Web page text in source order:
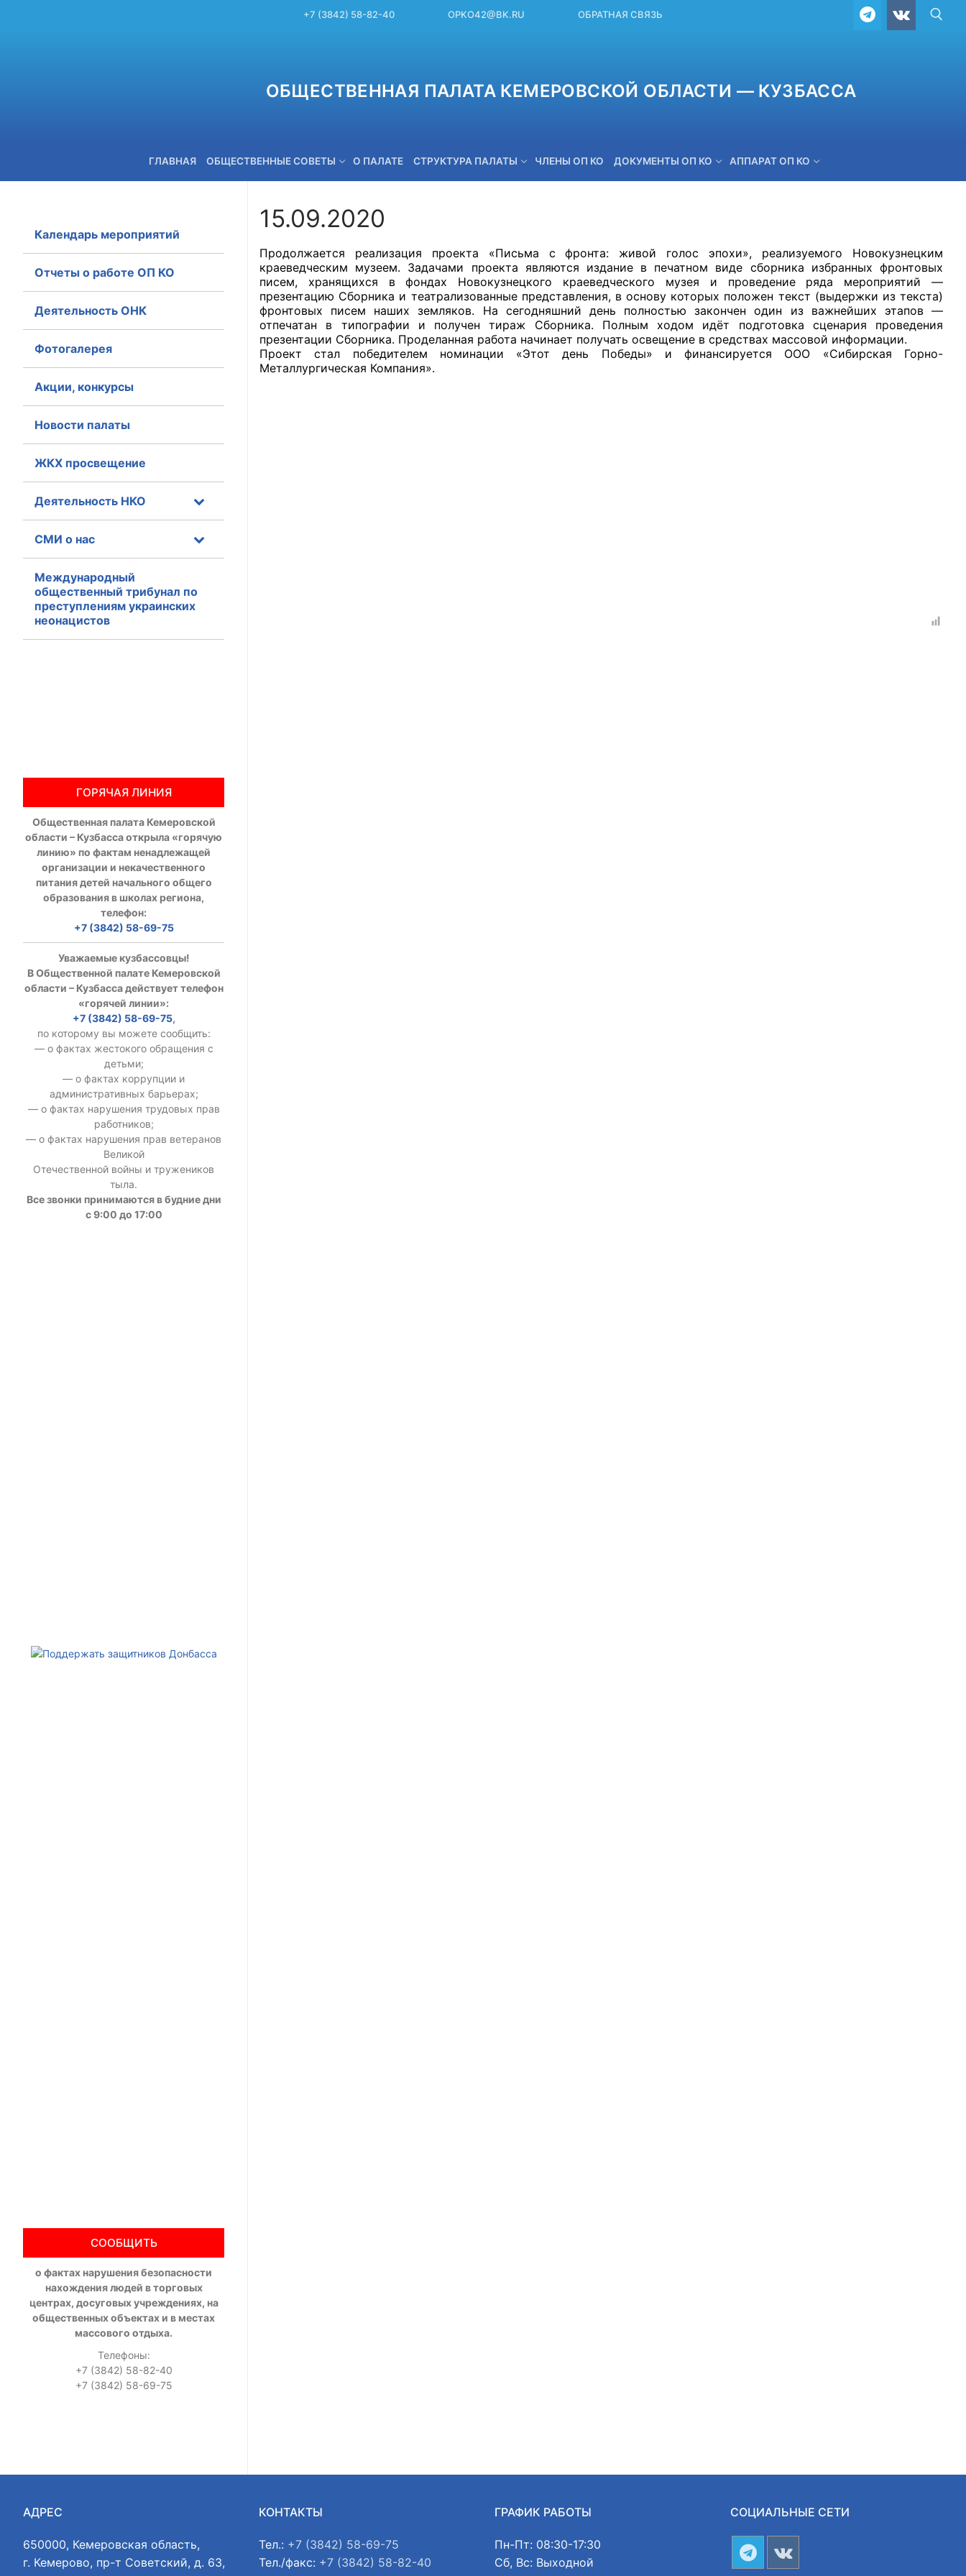
+7 (3842) 58-82-40 OPKO42@BK.RU ОБРАТНАЯ СВЯЗЬ
ОБЩЕСТВЕННАЯ ПАЛАТА КЕМЕРОВСКОЙ ОБЛАСТИ — КУЗБАССА
ГЛАВНАЯ ОБЩЕСТВЕННЫЕ СОВЕТЫ О ПАЛАТЕ СТРУКТУРА ПАЛАТЫ ЧЛЕНЫ ОП КО ДОКУМЕНТЫ ОП КО АППАРАТ ОП КО
+7 (3842) 58-82-40 OPKO42@BK.RU ОБРАТНАЯ СВЯЗЬ
Главная
15.09.2020
Продолжается реализация проекта «Письма с фронта: живой голос эпохи», реализуемого Новокузнецким
краеведческим музеем. Задачами проекта являются издание в печатном виде сборника избранных фронтовых
писем, хранящихся в фондах Новокузнецкого краеведческого музея и проведение ряда мероприятий —
презентацию Сборника и театрализованные представления, в основу которых положен текст (выдержки из текста)
фронтовых писем наших земляков. На сегодняшний день полностью закончен один из важнейших этапов —
отпечатан в типографии и получен тираж Сборника. Полным ходом идёт подготовка сценария проведения
презентации Сборника. Проделанная работа начинает получать освещение в средствах массовой информации.
Проект стал победителем номинации «Этот день Победы» и финансируется ООО «Сибирская Горно-
Металлургическая Компания».
Календарь мероприятий
Отчеты о работе ОП КО
Деятельность ОНК
Фотогалерея
Акции, конкурсы
Новости палаты
ЖКХ просвещение
Деятельность НКО
СМИ о нас
Международный
общественный трибунал по
преступлениям украинских
неонацистов
ГОРЯЧАЯ ЛИНИЯ
Общественная палата Кемеровской
области – Кузбасса открыла «горячую
линию» по фактам ненадлежащей
организации и некачественного
питания детей начального общего
образования в школах региона,
телефон:
+7 (3842) 58-69-75
Уважаемые кузбассовцы!
В Общественной палате Кемеровской
области – Кузбасса действует телефон
«горячей линии»:
+7 (3842) 58-69-75,
по которому вы можете сообщить:
— о фактах жестокого обращения с
детьми;
— о фактах коррупции и
административных барьерах;
— о фактах нарушения трудовых прав
работников;
— о фактах нарушения прав ветеранов
Великой
Отечественной войны и тружеников
тыла.
Все звонки принимаются в будние дни
с 9:00 до 17:00
СООБЩИТЬ
о фактах нарушения безопасности
нахождения людей в торговых
центрах, досуговых учреждениях, на
общественных объектах и в местах
массового отдыха.
Телефоны:
+7 (3842) 58-82-40
+7 (3842) 58-69-75
АДРЕС
650000, Кемеровская область,
г. Кемерово, пр-т Советский, д. 63,
КОНТАКТЫ
Тел.: +7 (3842) 58-69-75
Тел./факс: +7 (3842) 58-82-40
ГРАФИК РАБОТЫ
Пн-Пт: 08:30-17:30
Сб, Вс: Выходной
СОЦИАЛЬНЫЕ СЕТИ